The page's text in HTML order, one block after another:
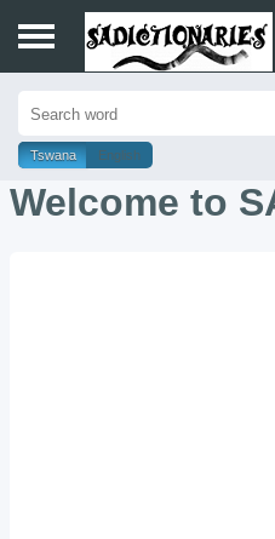
Home
Sotho
Tswana English
Welcome to